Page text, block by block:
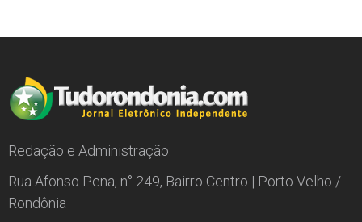
Redação e Administração:
Rua Afonso Pena, n° 249, Bairro Centro | Porto Velho /
Rondônia